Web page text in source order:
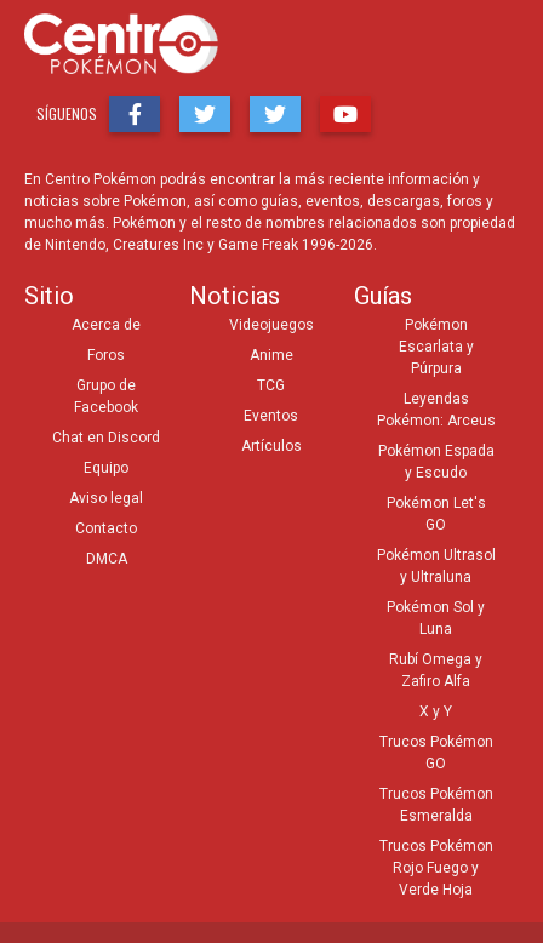
SÍGUENOS
En Centro Pokémon podrás encontrar la más reciente información y
noticias sobre Pokémon, así como guías, eventos, descargas, foros y
mucho más. Pokémon y el resto de nombres relacionados son propiedad
de Nintendo, Creatures Inc y Game Freak 1996-2026.
Sitio
Acerca de
Foros
Grupo de
Facebook
Chat en Discord
Equipo
Aviso legal
Contacto
DMCA
Noticias
Videojuegos
Anime
TCG
Eventos
Artículos
Guías
Pokémon
Escarlata y
Púrpura
Leyendas
Pokémon: Arceus
Pokémon Espada
y Escudo
Pokémon Let's
GO
Pokémon Ultrasol
y Ultraluna
Pokémon Sol y
Luna
Rubí Omega y
Zafiro Alfa
X y Y
Trucos Pokémon
GO
Trucos Pokémon
Esmeralda
Trucos Pokémon
Rojo Fuego y
Verde Hoja